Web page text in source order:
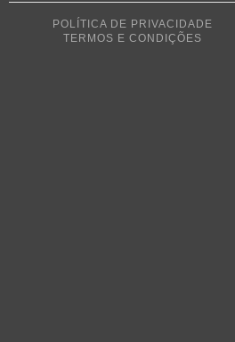
POLÍTICA DE PRIVACIDADE
TERMOS E CONDIÇÕES